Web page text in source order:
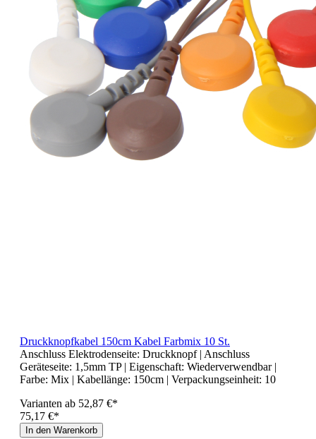
Druckknopfkabel 150cm Kabel Farbmix 10 St.
Anschluss Elektrodenseite: Druckknopf | Anschluss
Geräteseite: 1,5mm TP | Eigenschaft: Wiederverwendbar |
Farbe: Mix | Kabellänge: 150cm | Verpackungseinheit: 10
Varianten ab 52,87 €*
75,17 €*
In den Warenkorb